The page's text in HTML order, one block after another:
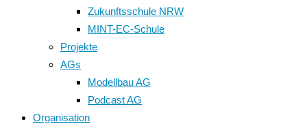
Zukunftsschule NRW
MINT-EC-Schule
Projekte
AGs
Modellbau AG
Podcast AG
Organisation